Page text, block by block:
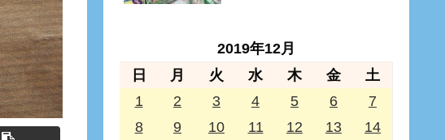
2019年12月
日
月 火 水 木 金
土
1
2 3 4 5 6
7
8
9 10 11 12 13
14